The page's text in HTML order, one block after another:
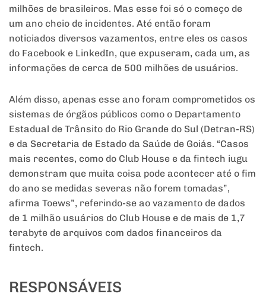
milhões de brasileiros. Mas esse foi só o começo de
um ano cheio de incidentes. Até então foram
noticiados diversos vazamentos, entre eles os casos
do Facebook e LinkedIn, que expuseram, cada um, as
informações de cerca de 500 milhões de usuários.
Além disso, apenas esse ano foram comprometidos os
sistemas de órgãos públicos como o Departamento
Estadual de Trânsito do Rio Grande do Sul (Detran-RS)
e da Secretaria de Estado da Saúde de Goiás. “Casos
mais recentes, como do Club House e da fintech iugu
demonstram que muita coisa pode acontecer até o fim
do ano se medidas severas não forem tomadas”,
afirma Toews”, referindo-se ao vazamento de dados
de 1 milhão usuários do Club House e de mais de 1,7
terabyte de arquivos com dados financeiros da
fintech.
RESPONSÁVEIS